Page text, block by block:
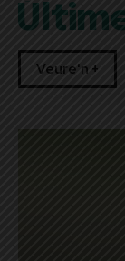
Veure'n +